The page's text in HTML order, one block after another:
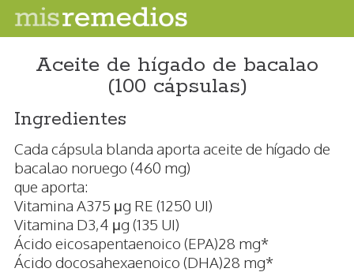
Aceite de hígado de bacalao
(100 cápsulas)
Ingredientes
Cada cápsula blanda aporta aceite de hígado de
bacalao noruego (460 mg)
que aporta:
Vitamina A375 μg RE (1250 UI)
Vitamina D3,4 μg (135 UI)
Ácido eicosapentaenoico (EPA)28 mg*
Ácido docosahexaenoico (DHA)28 mg*